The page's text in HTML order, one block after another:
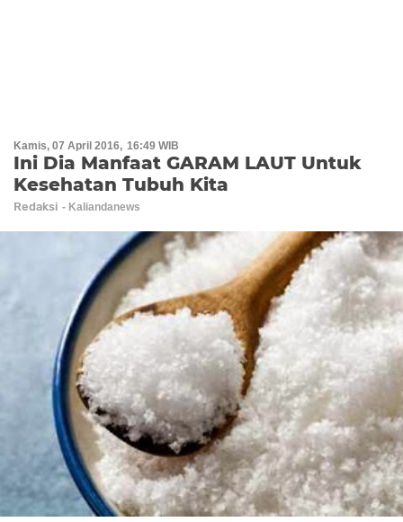
Kamis, 07 April 2016 16:49 WIB
Ini Dia Manfaat GARAM LAUT Untuk
Kesehatan Tubuh Kita
Redaksi